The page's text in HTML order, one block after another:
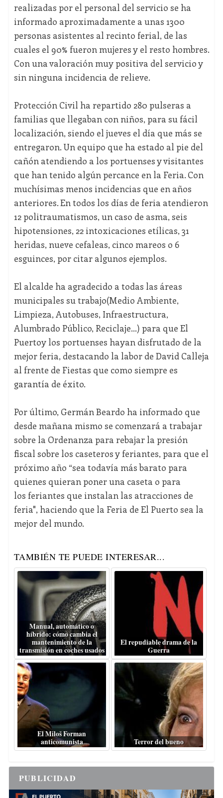
realizadas por el personal del servicio se ha
informado aproximadamente a unas 1300
personas asistentes al recinto ferial, de las
cuales el 90% fueron mujeres y el resto hombres.
Con una valoración muy positiva del servicio y
sin ninguna incidencia de relieve.
Protección Civil ha repartido 280 pulseras a
familias que llegaban con niños, para su fácil
localización, siendo el jueves el día que más se
entregaron. Un equipo que ha estado al pie del
cañón atendiendo a los portuenses y visitantes
que han tenido algún percance en la Feria. Con
muchísimas menos incidencias que en años
anteriores. En todos los días de feria atendieron
12 politraumatismos, un caso de asma, seis
hipotensiones, 22 intoxicaciones etílicas, 31
heridas, nueve cefaleas, cinco mareos o 6
esguinces, por citar algunos ejemplos.
El alcalde ha agradecido a todas las áreas
municipales su trabajo(Medio Ambiente,
Limpieza, Autobuses, Infraestructura,
Alumbrado Público, Reciclaje…) para que El
Puertoy los portuenses hayan disfrutado de la
mejor feria, destacando la labor de David Calleja
al frente de Fiestas que como siempre es
garantía de éxito.
Por último, Germán Beardo ha informado que
desde mañana mismo se comenzará a trabajar
sobre la Ordenanza para rebajar la presión
fiscal sobre los caseteros y feriantes, para que el
próximo año “sea todavía más barato para
quienes quieran poner una caseta o para
los feriantes que instalan las atracciones de
feria", haciendo que la Feria de El Puerto sea la
mejor del mundo.
TAMBIÉN TE PUEDE INTERESAR...
Manual, automático o
híbrido: cómo cambia el
mantenimiento de la
transmisión en coches usados
El repudiable drama de la
Guerra
El Miloš Forman
anticomunista
Terror del bueno
PUBLICIDAD